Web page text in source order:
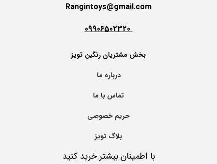
Rangintoys@gmail.com
09906502320
بخش مشتریان رنگین تویز
درباره ما
تماس با ما
حریم خصوصی
بلاگ تویز
با اطمینان بیشتر خرید کنید